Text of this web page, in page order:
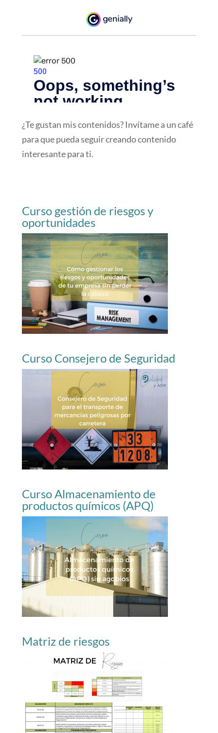
¿Te gustan mis contenidos? Invítame a un café
para que pueda seguir creando contenido
interesante para ti.
Curso gestión de riesgos y
oportunidades
Curso Consejero de Seguridad
Curso Almacenamiento de
productos químicos (APQ)
Matriz de riesgos